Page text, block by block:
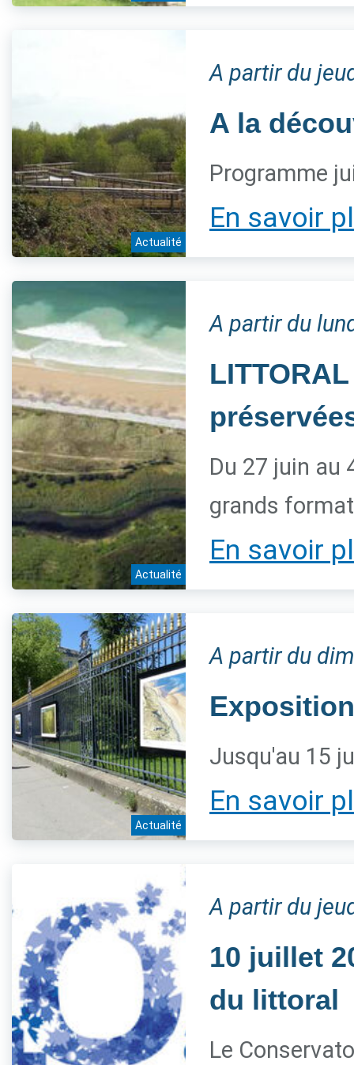
Actualité
A partir du
A la
Programme
En savoir
Actualité
A partir du
Du 27 juin au
grands
En savoir
Actualité
A partir du
Jusqu'au 15
En savoir
A partir du
10 juillet
du littoral
Le